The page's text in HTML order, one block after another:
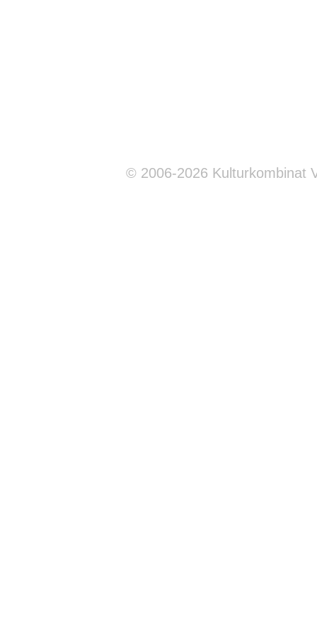
© 2006-2026